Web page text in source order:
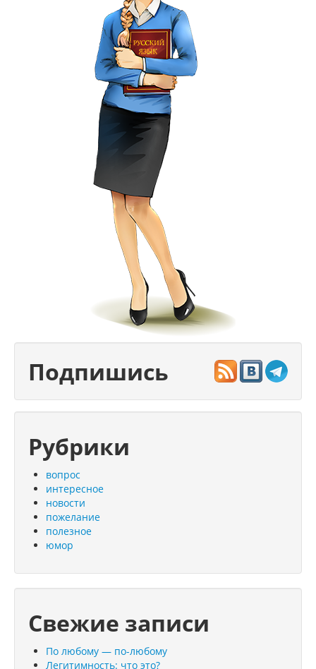
Подпишись
Рубрики
вопрос
интересное
новости
пожелание
полезное
юмор
Свежие записи
По любому — по-любому
Легитимность: что это?